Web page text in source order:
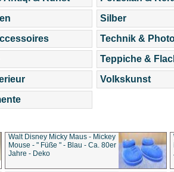
Silber
Technik &
Teppiche &
Volkskunst
Walt Disney Micky Maus - Mickey
Mouse - " Füße " - Blau - Ca. 80er
Jahre - Deko